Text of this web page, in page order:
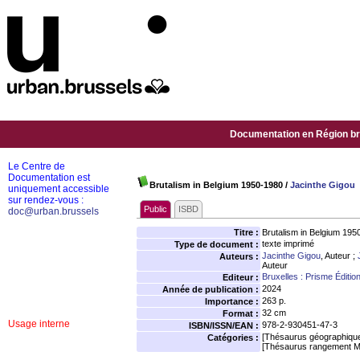
Documentation en Région
Brutalism in Belgium 1950-1980 / Jacinthe Gigou
Public ISBD
Titre : Brutalism in Belgium
Type de document : texte imprimé
Auteurs : Jacinthe Gigou , Auteur ;
Auteur
Editeur : Bruxelles : Prisme
Année de publication : 2024
Importance : 263 p.
Format : 32 cm
ISBN/ISSN/EAN : 978-2-930451-47-3
Catégories : [Thésaurus
[Thésaurus rangement
Le Centre de
Documentation est
uniquement accessible
sur rendez-vous :
doc@urban.brussels
Usage interne